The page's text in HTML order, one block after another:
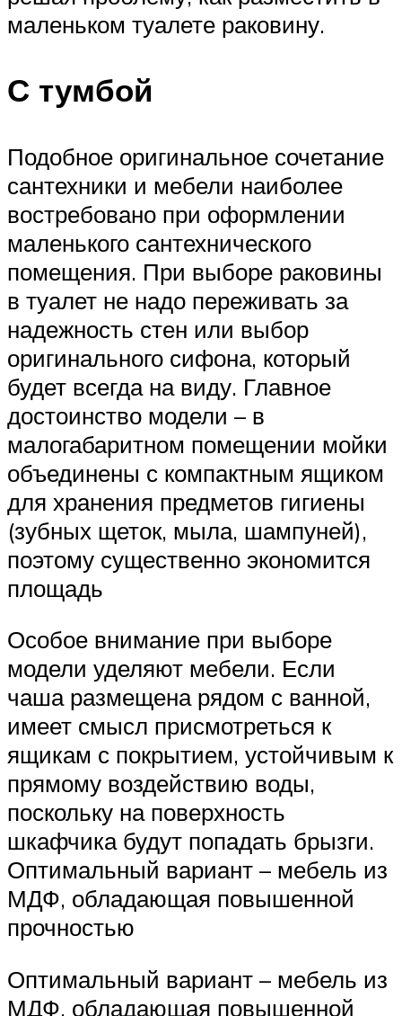
маленьком туалете раковину.
С тумбой
Подобное оригинальное сочетание
сантехники и мебели наиболее
востребовано при оформлении
маленького сантехнического
помещения. При выборе раковины
в туалет не надо переживать за
надежность стен или выбор
оригинального сифона, который
будет всегда на виду. Главное
достоинство модели – в
малогабаритном помещении мойки
объединены с компактным ящиком
для хранения предметов гигиены
(зубных щеток, мыла, шампуней),
поэтому существенно экономится
площадь
Особое внимание при выборе
модели уделяют мебели. Если
чаша размещена рядом с ванной,
имеет смысл присмотреться к
ящикам с покрытием, устойчивым к
прямому воздействию воды,
поскольку на поверхность
шкафчика будут попадать брызги.
Оптимальный вариант – мебель из
МДФ, обладающая повышенной
прочностью
Оптимальный вариант – мебель из
МДФ, обладающая повышенной